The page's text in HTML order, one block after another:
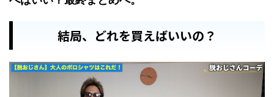
結局、どれを買えばいいの？